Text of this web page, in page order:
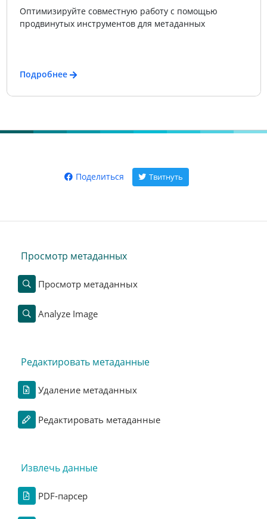
Оптимизируйте совместную работу с помощью
продвинутых инструментов для метаданных
Подробнее
Поделиться Твитнуть
Просмотр метаданных
Просмотр метаданных
Analyze Image
Редактировать метаданные
Удаление метаданных
Редактировать метаданные
Извлечь данные
PDF‑парсер